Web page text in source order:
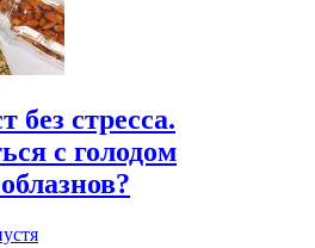
без стресса.
с голодом